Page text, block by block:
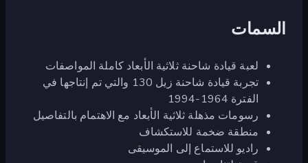
السمات
لعبة قيادة شاحنة ثلاثية الأبعاد كاملة المواصفات
تجربة قيادة شاحنة زيل 130 والتي تم إنتاجها في
الفترة 1964-1994
رسومات مذهلة ثلاثية الأبعاد مع الاهتمام بالتفاصيل
منطقة ضخمة للاستكشاف
راديو للاستماع إلى الموسيقى